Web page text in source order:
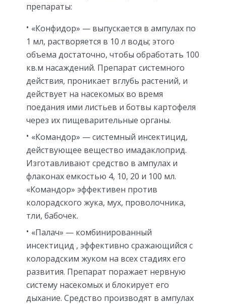
препараты:
«Конфидор» — выпускается в ампулах по
1 мл, растворяется в 10 л воды; этого
объема достаточно, чтобы обработать 100
кв.м насаждений. Препарат системного
действия, проникает вглубь растений, и
действует на насекомых во время
поедания ими листьев и ботвы картофеля
через их пищеварительные органы.
«Командор» — системный инсектицид,
действующее вещество имадаклоприд.
Изготавливают средство в ампулах и
флаконах емкостью 4, 10, 20 и 100 мл.
«Командор» эффективен против
колорадского жука, мух, проволочника,
тли, бабочек.
«Палач» — комбинированный
инсектицид , эффективно сражающийся с
колорадским жуком на всех стадиях его
развития. Препарат поражает нервную
систему насекомых и блокирует его
дыхание. Средство производят в ампулах